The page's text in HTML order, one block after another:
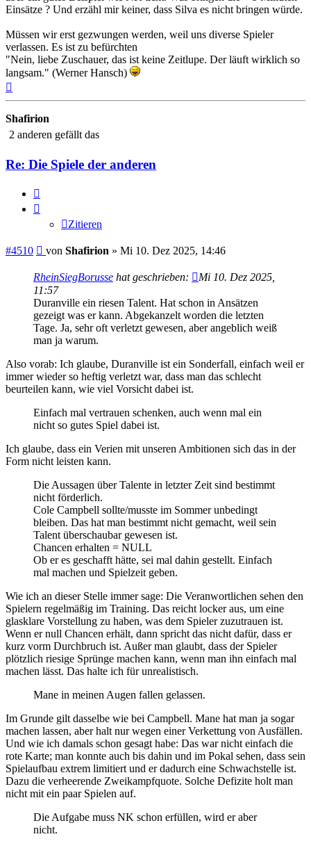
Einsätze ? Und erzähl mir keiner, dass Silva es nicht bringen würde.
Müssen wir erst gezwungen werden, weil uns diverse Spieler
verlassen. Es ist zu befürchten
"Nein, liebe Zuschauer, das ist keine Zeitlupe. Der läuft wirklich so
langsam." (Werner Hansch)
Shafirion
2 anderen gefällt das
Re: Die Spiele der anderen
Zitieren
#4510 Beitrag
von Shafirion » Mi 10. Dez 2025, 14:46
RheinSiegBorusse hat geschrieben:
Mi 10. Dez 2025,
11:57
Duranville ein riesen Talent. Hat schon in Ansätzen
gezeigt was er kann. Abgekanzelt worden die letzten
Tage. Ja, sehr oft verletzt gewesen, aber angeblich weiß
man ja warum.
Also vorab: Ich glaube, Duranville ist ein Sonderfall, einfach weil er
immer wieder so heftig verletzt war, dass man das schlecht
beurteilen kann, wie viel Vorsicht dabei ist.
Einfach mal vertrauen schenken, auch wenn mal ein
nicht so gutes Spiel dabei ist.
Ich glaube, dass ein Verien mit unseren Ambitionen sich das in der
Form nicht leisten kann.
Die Aussagen über Talente in letzter Zeit sind bestimmt
nicht förderlich.
Cole Campbell sollte/musste im Sommer unbedingt
bleiben. Das hat man bestimmt nicht gemacht, weil sein
Talent überschaubar gewesen ist.
Chancen erhalten = NULL
Ob er es geschafft hätte, sei mal dahin gestellt. Einfach
mal machen und Spielzeit geben.
Wie ich an dieser Stelle immer sage: Die Veranwortlichen sehen den
Spielern regelmäßig im Training. Das reicht locker aus, um eine
glasklare Vorstellung zu haben, was dem Spieler zuzutrauen ist.
Wenn er null Chancen erhält, dann spricht das nicht dafür, dass er
kurz vorm Durchbruch ist. Außer man glaubt, dass der Spieler
plötzlich riesige Sprünge machen kann, wenn man ihn einfach mal
machen lässt. Das halte ich für unrealistisch.
Mane in meinen Augen fallen gelassen.
Im Grunde gilt dasselbe wie bei Campbell. Mane hat man ja sogar
machen lassen, aber halt nur wegen einer Verkettung von Ausfällen.
Und wie ich damals schon gesagt habe: Das war nicht einfach die
rote Karte; man konnte auch bis dahin und im Pokal sehen, dass sein
Spielaufbau extrem limitiert und er dadurch eine Schwachstelle ist.
Dazu die verheerende Zweikampfquote. Solche Defizite holt man
nicht mit ein paar Spielen auf.
Die Aufgabe muss NK schon erfüllen, wird er aber
nicht.